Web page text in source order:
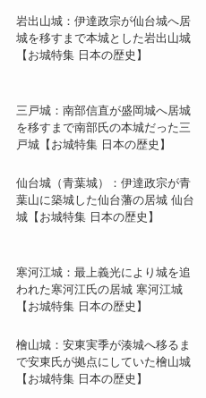
岩出山城：伊達政宗が仙台城へ居
城を移すまで本城とした岩出山城
【お城特集 日本の歴史】
三戸城：南部信直が盛岡城へ居城
を移すまで南部氏の本城だった三
戸城【お城特集 日本の歴史】
仙台城（青葉城）：伊達政宗が青
葉山に築城した仙台藩の居城 仙台
城【お城特集 日本の歴史】
寒河江城：最上義光により城を追
われた寒河江氏の居城 寒河江城
【お城特集 日本の歴史】
檜山城：安東実季が湊城へ移るま
で安東氏が拠点にしていた檜山城
【お城特集 日本の歴史】